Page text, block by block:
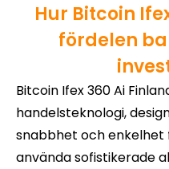
Hur Bitcoin
fördelen
Bitcoin Ifex 360 Ai
handelsteknologi,
snabbhet och
använda sofistikerade